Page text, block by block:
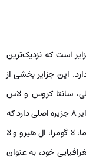
است که نزدیک‌ترین
کیلومتر فاصله دارد. این جزایر بخشی از
سانتا کروس و لاس
پالماس، تشکیل شده‌اند. به طور کلی، این مجمع‌الجزایر ۸ جزیره اصلی دارد که
لا گومرا، ال هیرو و لا
خود، به عنوان